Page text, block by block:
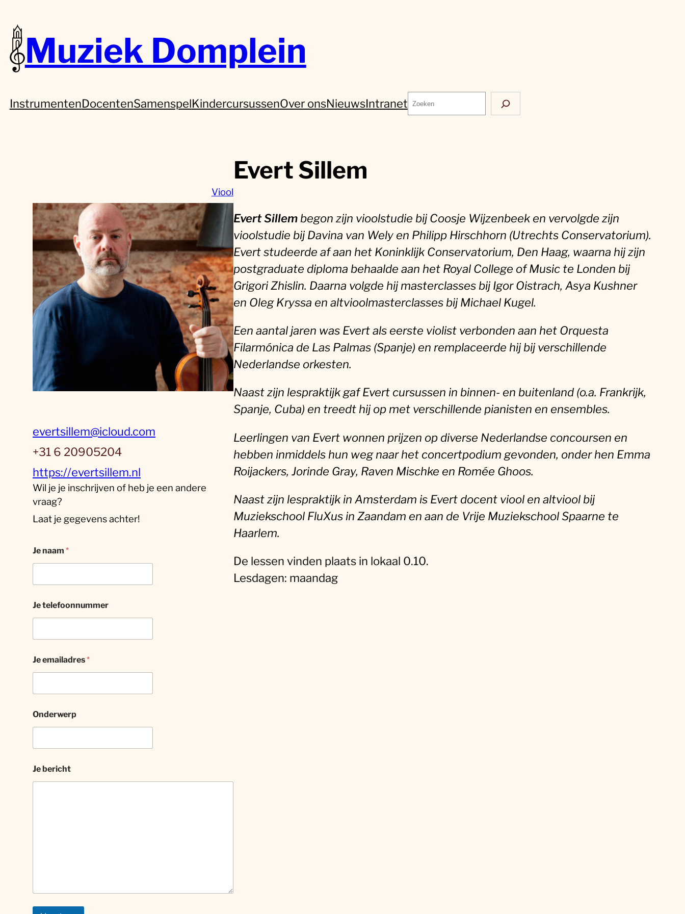
Muziek Domplein
InstrumentenDocentenSamenspelKindercursussenOver onsNieuwsIntranetZoeken
Viool
Evert Sillem
evertsillem@icloud.com
+31 6 20905204
https://evertsillem.nl
Wil je je inschrijven of heb je een andere
vraag?
Laat je gegevens achter!
Je naam *
Je telefoonnummer
Je emailadres*
Onderwerp
Je bericht
Evert Sillembegon zijn vioolstudie bij Coosje Wijzenbeek en vervolgde zijn
vioolstudie bij Davina van Wely en Philipp Hirschhorn (Utrechts Conservatorium).
Evert studeerde af aan het Koninklijk Conservatorium, Den Haag, waarna hij zijn
postgraduate diploma behaalde aan het Royal College of Music te Londen bij
Grigori Zhislin. Daarna volgde hij masterclasses bij Igor Oistrach, Asya Kushner
en Oleg Kryssa en altvioolmasterclasses bij Michael Kugel.
Een aantal jaren was Evert als eerste violist verbonden aan het Orquesta
Filarmónica de Las Palmas (Spanje) en remplaceerde hij bij verschillende
Nederlandse orkesten.
Naast zijn lespraktijk gaf Evert cursussen in binnen- en buitenland (o.a. Frankrijk,
Spanje, Cuba) en treedt hij op met verschillende pianisten en ensembles.
Leerlingen van Evert wonnen prijzen op diverse Nederlandse concoursen en
hebben inmiddels hun weg naar het concertpodium gevonden, onder hen Emma
Roijackers, Jorinde Gray, Raven Mischke en Romée Ghoos.
Naast zijn lespraktijk in Amsterdam is Evert docent viool en altviool bij
Muziekschool FluXus in Zaandam en aan de Vrije Muziekschool Spaarne te
Haarlem.
De lessen vinden plaats in lokaal 0.10.
Lesdagen: maandag